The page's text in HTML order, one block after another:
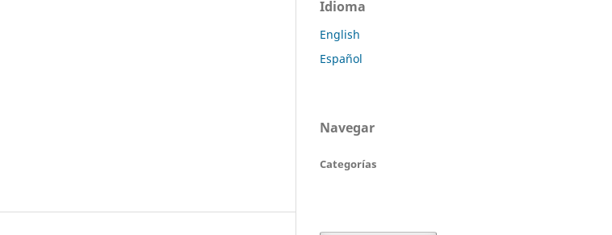
Idioma
English
Español
Navegar
Categorías